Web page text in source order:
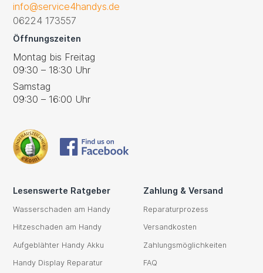
info@service4handys.de
06224 173557
Öffnungszeiten
Montag bis Freitag
09:30 – 18:30 Uhr
Samstag
09:30 – 16:00 Uhr
Lesenswerte Ratgeber
Wasserschaden am Handy
Hitzeschaden am Handy
Aufgeblähter Handy Akku
Handy Display Reparatur
Zahlung & Versand
Reparaturprozess
Versandkosten
Zahlungsmöglichkeiten
FAQ